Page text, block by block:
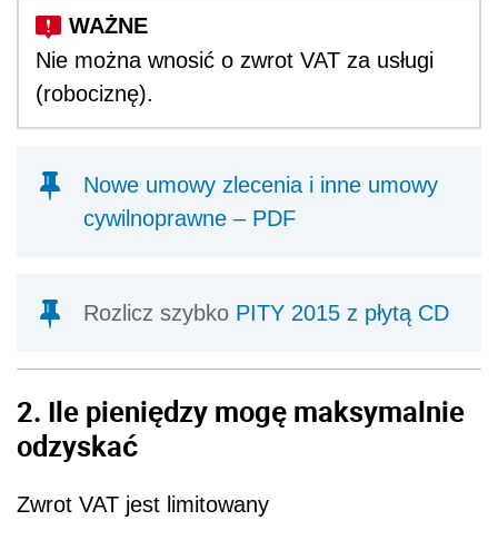
Nie można wnosić o zwrot VAT za usługi
(robociznę).
Nowe umowy zlecenia i inne umowy
cywilnoprawne – PDF
Rozlicz szybko PITY 2015 z płytą CD
2. Ile pieniędzy mogę maksymalnie
odzyskać
Zwrot VAT jest limitowany